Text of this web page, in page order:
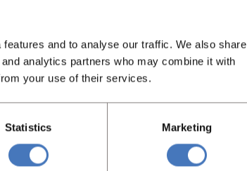
and to analyse our traffic. We also share
analytics partners who may combine it with
your use of their services.
Statistics Marketing